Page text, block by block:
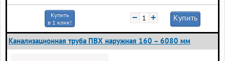
Купить
в 1 клик!
− + Купить
Канализационная труба ПВХ наружная 160 – 6080 мм